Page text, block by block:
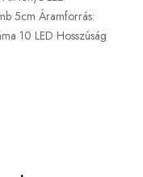
5cm Áramforrás:
10 LED Hosszúság